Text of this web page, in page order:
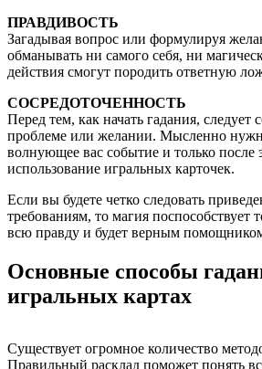
ПРАВДИВОСТЬ
Загадывая вопрос или формулируя
обманывать ни самого себя, ни
действия смогут породить ответную
СОСРЕДОТОЧЕННОСТЬ
Перед тем, как начать гадания, следует
проблеме или желании. Мысленно
волнующее вас событие и только после
использование игральных карточек.
Если вы будете четко следовать
требованиям, то магия поспособствует
всю правду и будет верным
Основные способы
игральных картах
Существует огромное количество
Правильный расклад поможет понять